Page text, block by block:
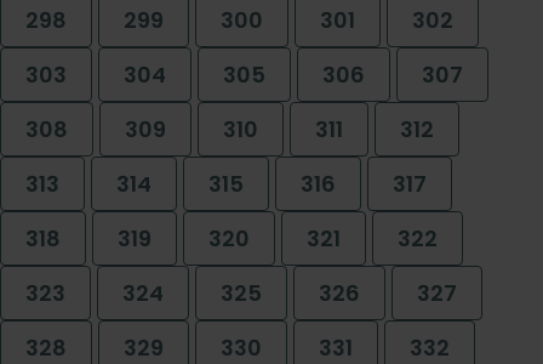
298
299 300 301
302
303
304 305 306
307
308
309 310 311
312
313
314 315 316
317
318
319 320 321
322
323
324 325 326
327
328
329 330 331
332